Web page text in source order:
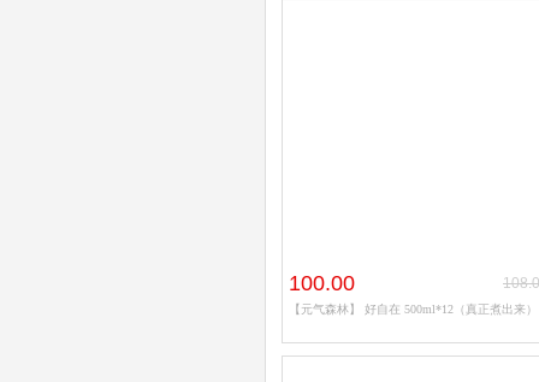
100.00
【元气森林】 好自在 500ml*12（真正煮出来）